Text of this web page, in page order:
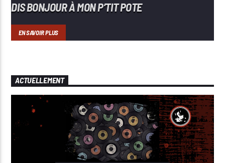
DIS BONJOUR À MON P’TIT POTE
EN SAVOIR PLUS
ACTUELLEMENT